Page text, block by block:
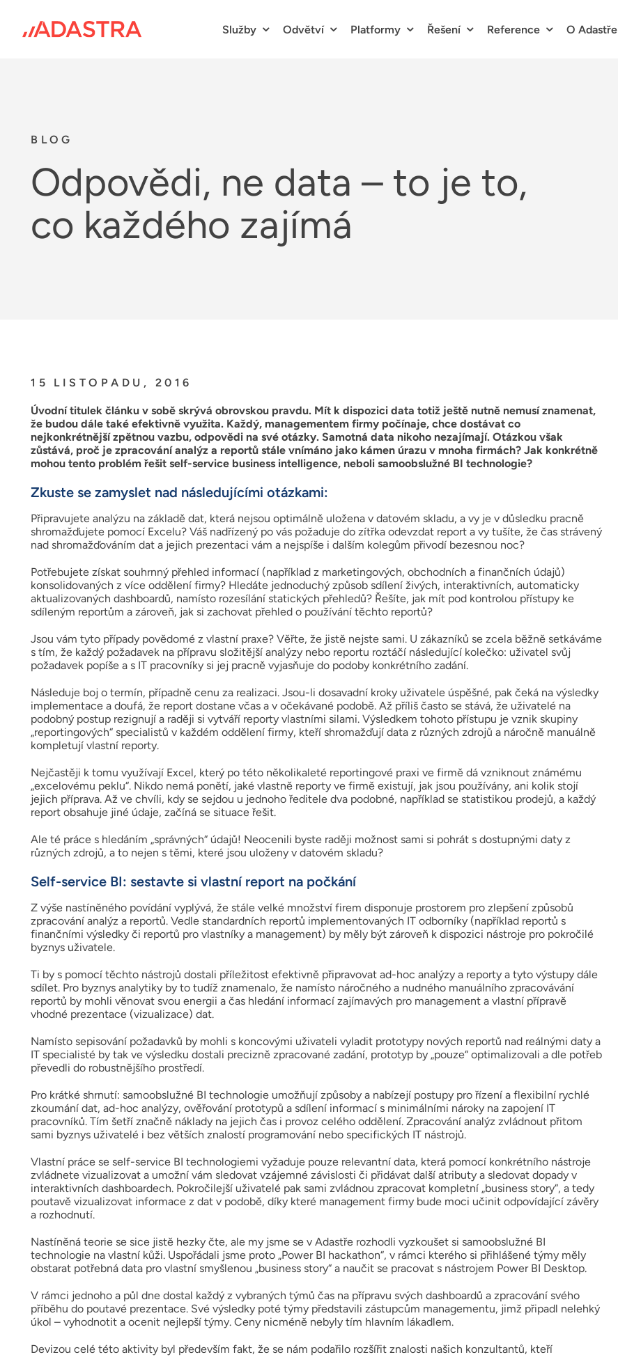
content
Služby Odvětví Platformy Řešení Reference O Adastře
BLOG
Odpovědi, ne data – to je to,
co každého zajímá
15 LISTOPADU, 2016
Úvodní titulek článku v sobě skrývá obrovskou pravdu. Mít k dispozici data totiž ještě nutně nemusí znamenat,
že budou dále také efektivně využita. Každý, managementem firmy počínaje, chce dostávat co
nejkonkrétnější zpětnou vazbu, odpovědi na své otázky. Samotná data nikoho nezajímají. Otázkou však
zůstává, proč je zpracování analýz a reportů stále vnímáno jako kámen úrazu v mnoha firmách? Jak konkrétně
mohou tento problém řešit self-service business intelligence, neboli samoobslužné BI technologie?
Zkuste se zamyslet nad následujícími otázkami:
Připravujete analýzu na základě dat, která nejsou optimálně uložena v datovém skladu, a vy je v důsledku pracně
shromažďujete pomocí Excelu? Váš nadřízený po vás požaduje do zítřka odevzdat report a vy tušíte, že čas strávený
nad shromažďováním dat a jejich prezentaci vám a nejspíše i dalším kolegům přivodí bezesnou noc?
Potřebujete získat souhrnný přehled informací (například z marketingových, obchodních a finančních údajů)
konsolidovaných z více oddělení firmy? Hledáte jednoduchý způsob sdílení živých, interaktivních, automaticky
aktualizovaných dashboardů, namísto rozesílání statických přehledů? Řešíte, jak mít pod kontrolou přístupy ke
sdíleným reportům a zároveň, jak si zachovat přehled o používání těchto reportů?
Jsou vám tyto případy povědomé z vlastní praxe? Věřte, že jistě nejste sami. U zákazníků se zcela běžně setkáváme
s tím, že každý požadavek na přípravu složitější analýzy nebo reportu roztáčí následující kolečko: uživatel svůj
požadavek popíše a s IT pracovníky si jej pracně vyjasňuje do podoby konkrétního zadání.
Následuje boj o termín, případně cenu za realizaci. Jsou-li dosavadní kroky uživatele úspěšné, pak čeká na výsledky
implementace a doufá, že report dostane včas a v očekávané podobě. Až příliš často se stává, že uživatelé na
podobný postup rezignují a raději si vytváří reporty vlastními silami. Výsledkem tohoto přístupu je vznik skupiny
„reportingových“ specialistů v každém oddělení firmy, kteří shromažďují data z různých zdrojů a náročně manuálně
kompletují vlastní reporty.
Nejčastěji k tomu využívají Excel, který po této několikaleté reportingové praxi ve firmě dá vzniknout známému
„excelovému peklu“. Nikdo nemá ponětí, jaké vlastně reporty ve firmě existují, jak jsou používány, ani kolik stojí
jejich příprava. Až ve chvíli, kdy se sejdou u jednoho ředitele dva podobné, například se statistikou prodejů, a každý
report obsahuje jiné údaje, začíná se situace řešit.
Ale té práce s hledáním „správných“ údajů! Neocenili byste raději možnost sami si pohrát s dostupnými daty z
různých zdrojů, a to nejen s těmi, které jsou uloženy v datovém skladu?
Self-service BI: sestavte si vlastní report na počkání
Z výše nastíněného povídání vyplývá, že stále velké množství firem disponuje prostorem pro zlepšení způsobů
zpracování analýz a reportů. Vedle standardních reportů implementovaných IT odborníky (například reportů s
finančními výsledky či reportů pro vlastníky a management) by měly být zároveň k dispozici nástroje pro pokročilé
byznys uživatele.
Ti by s pomocí těchto nástrojů dostali příležitost efektivně připravovat ad-hoc analýzy a reporty a tyto výstupy dále
sdílet. Pro byznys analytiky by to tudíž znamenalo, že namísto náročného a nudného manuálního zpracovávání
reportů by mohli věnovat svou energii a čas hledání informací zajímavých pro management a vlastní přípravě
vhodné prezentace (vizualizace) dat.
Namísto sepisování požadavků by mohli s koncovými uživateli vyladit prototypy nových reportů nad reálnými daty a
IT specialisté by tak ve výsledku dostali precizně zpracované zadání, prototyp by „pouze“ optimalizovali a dle potřeb
převedli do robustnějšího prostředí.
Pro krátké shrnutí: samoobslužné BI technologie umožňují způsoby a nabízejí postupy pro řízení a flexibilní rychlé
zkoumání dat, ad-hoc analýzy, ověřování prototypů a sdílení informací s minimálními nároky na zapojení IT
pracovníků. Tím šetří značně náklady na jejich čas i provoz celého oddělení. Zpracování analýz zvládnout přitom
sami byznys uživatelé i bez větších znalostí programování nebo specifických IT nástrojů.
Vlastní práce se self-service BI technologiemi vyžaduje pouze relevantní data, která pomocí konkrétního nástroje
zvládnete vizualizovat a umožní vám sledovat vzájemné závislosti či přidávat další atributy a sledovat dopady v
interaktivních dashboardech. Pokročilejší uživatelé pak sami zvládnou zpracovat kompletní „business story“, a tedy
poutavě vizualizovat informace z dat v podobě, díky které management firmy bude moci učinit odpovídající závěry
a rozhodnutí.
Nastíněná teorie se sice jistě hezky čte, ale my jsme se v Adastře rozhodli vyzkoušet si samoobslužné BI
technologie na vlastní kůži. Uspořádali jsme proto „Power BI hackathon“, v rámci kterého si přihlášené týmy měly
obstarat potřebná data pro vlastní smyšlenou „business story“ a naučit se pracovat s nástrojem Power BI Desktop.
V rámci jednoho a půl dne dostal každý z vybraných týmů čas na přípravu svých dashboardů a zpracování svého
příběhu do poutavé prezentace. Své výsledky poté týmy představili zástupcům managementu, jimž připadl nelehký
úkol – vyhodnotit a ocenit nejlepší týmy. Ceny nicméně nebyly tím hlavním lákadlem.
Devizou celé této aktivity byl především fakt, že se nám podařilo rozšířit znalosti našich konzultantů, kteří